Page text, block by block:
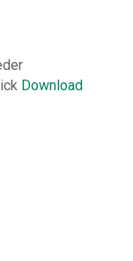
Download